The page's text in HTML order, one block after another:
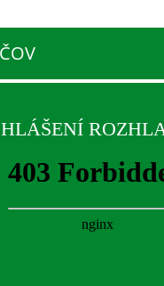
HLÁŠENÍ